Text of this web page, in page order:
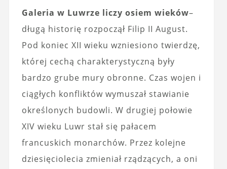
Galeria w Luwrze liczy osiem wieków–
długą historię rozpoczął Filip II August.
Pod koniec XII wieku wzniesiono twierdzę,
której cechą charakterystyczną były
bardzo grube mury obronne. Czas wojen i
ciągłych konfliktów wymuszał stawianie
określonych budowli. W drugiej połowie
XIV wieku Luwr stał się pałacem
francuskich monarchów. Przez kolejne
dziesięciolecia zmieniał rządzących, a oni